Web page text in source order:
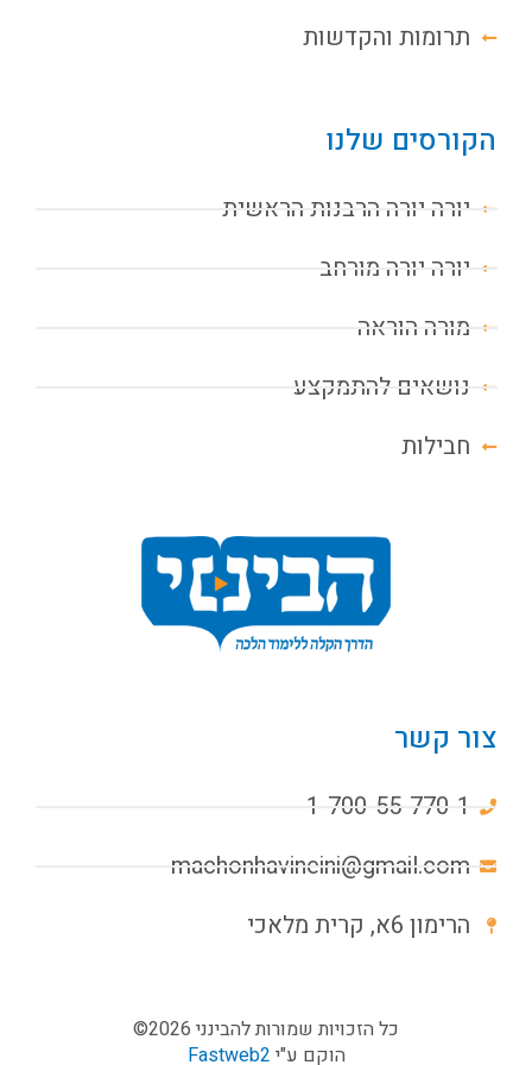
תרומות והקדשות
הקורסים שלנו
יורה יורה הרבנות הראשית
יורה יורה מורחב
מורה הוראה
נושאים להתמקצע
חבילות
צור קשר
1-700-55-770-1
machonhavineini@gmail.com
הרימון 6א, קרית מלאכי
כל הזכויות שמורות להבינני 2026©
הוקם ע"י Fastweb2